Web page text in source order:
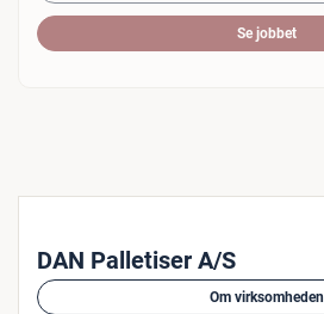
Se jobbet
DAN Palletiser A/S
Om virksomheden